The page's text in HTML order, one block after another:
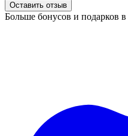
Оставить отзыв
Больше бонусов и подарков